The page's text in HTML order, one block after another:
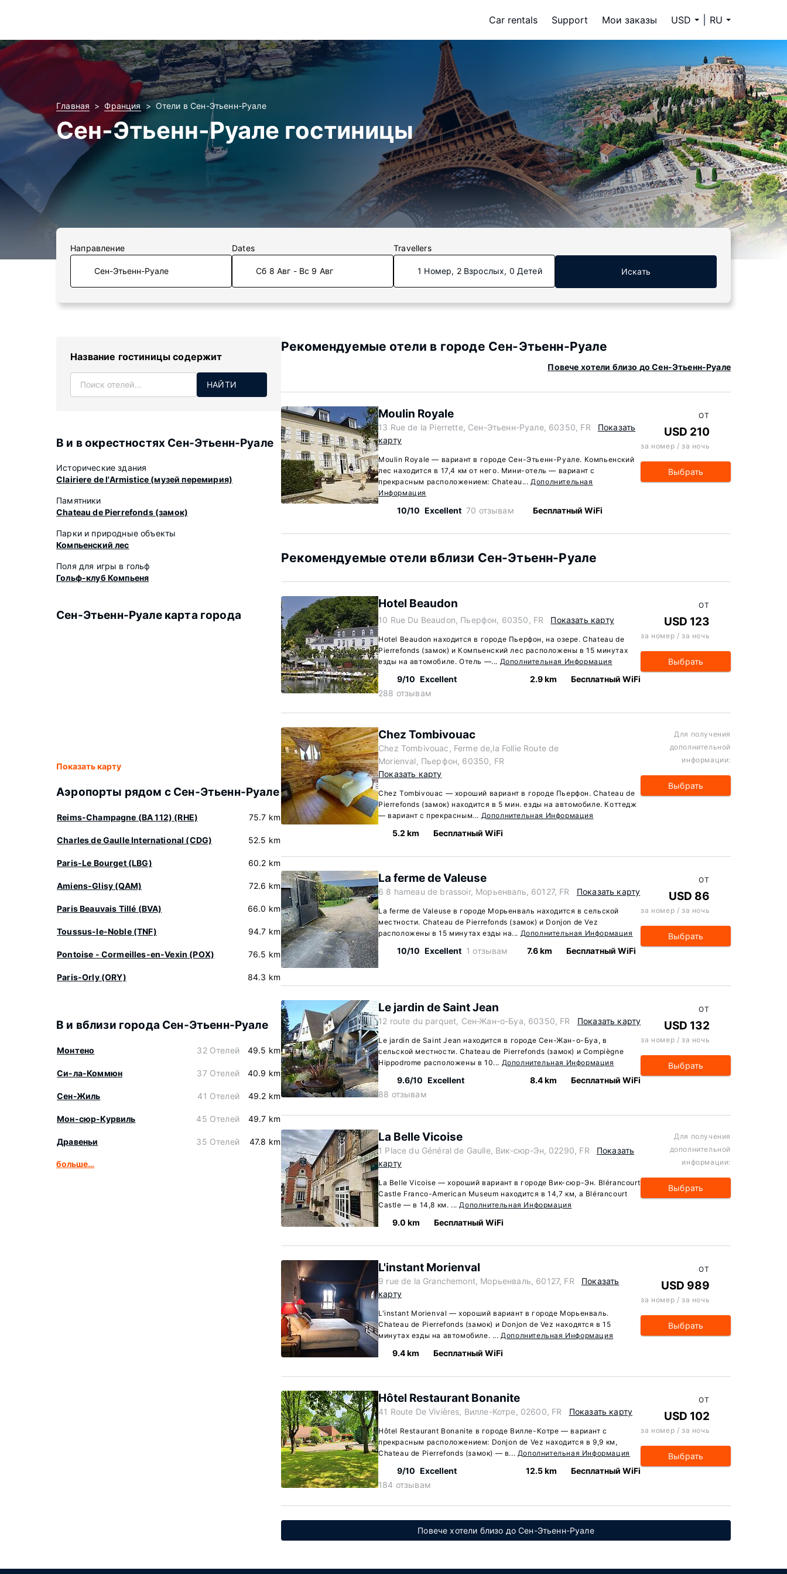
Car rentals Support Мои заказы USD RU
Главная Франция Отели в Сен-Этьенн-Руале
Сен-Этьенн-Руале гостиницы
Направление Dates
Сб 8 Авг - Вс 9 Авг
Travellers
1 Номер, 2 Взрослых, 0 Детей Искать
Название гостиницы содержит
НАЙТИ
В и в окрестностях Сен-Этьенн-Руале
Исторические здания
Clairiere de l'Armistice (музей перемирия)
Памятники
Chateau de Pierrefonds (замок)
Парки и природные объекты
Компьенский лес
Поля для игры в гольф
Гольф-клуб Компьеня
Сен-Этьенн-Руале карта города
Показать карту
Аэропорты рядом с Сен-Этьенн-Руале
Reims-Champagne (BA 112) (RHE) 75.7 km
Charles de Gaulle International (CDG) 52.5 km
Paris-Le Bourget (LBG) 60.2 km
Amiens-Glisy (QAM) 72.6 km
Paris Beauvais Tillé (BVA) 66.0 km
Toussus-le-Noble (TNF) 94.7 km
Pontoise - Cormeilles-en-Vexin (POX) 76.5 km
Paris-Orly (ORY) 84.3 km
В и вблизи города Сен-Этьенн-Руале
Монтено 32 Отелей 49.5 km
Си-ла-Коммюн 37 Отелей 40.9 km
Сен-Жиль 41 Отелей 49.2 km
Мон-сюр-Курвиль 45 Отелей 49.7 km
Дравеньи 35 Отелей 47.8 km
больше…
Рекомендуемые отели в городе Сен-Этьенн-Руале
Повече хотели близо до Сен-Этьенн-Руале
Moulin Royale
13 Rue de la Pierrette, Сен-Этьенн-Руале, 60350, FR
Показать
карту
Moulin Royale — вариант в городе Сен-Этьенн-Руале. Компьенский
лес находится в 17,4 км от него. Мини-отель — вариант с
прекрасным расположением: Chateau...Дополнительная
Информация
10/10 Excellent 70 отзывам Бесплатный WiFi
ОТ
USD 210
за номер / за ночь
Выбрать
Рекомендуемые отели вблизи Сен-Этьенн-Руале
Hotel Beaudon
10 Rue Du Beaudon, Пьерфон, 60350, FR Показать карту
Hotel Beaudon находится в городе Пьерфон, на озере. Chateau de
Pierrefonds (замок) и Компьенский лес расположены в 15 минутах
езды на автомобиле. Отель —... Дополнительная Информация
9/10 Excellent
288 отзывам
2.9 km Бесплатный WiFi
ОТ
USD 123
за номер / за ночь
Выбрать
Chez Tombivouac
Chez Tombivouac, Ferme de,la Follie Route de
Morienval, Пьерфон, 60350, FR
Показать карту
Chez Tombivouac — хороший вариант в городе Пьерфон. Chateau de
Pierrefonds (замок) находится в 5 мин. езды на автомобиле. Коттедж
— вариант с прекрасным... Дополнительная Информация
5.2 km Бесплатный WiFi
Для получения
дополнительной
информации:
Выбрать
La ferme de Valeuse
6 8 hameau de brassoir, Морьенваль, 60127, FR Показать карту
La ferme de Valeuse в городе Морьенваль находится в сельской
местности. Chateau de Pierrefonds (замок) и Donjon de Vez
расположены в 15 минутах езды на... Дополнительная Информация
10/10 Excellent 1 отзывам 7.6 km Бесплатный WiFi
ОТ
USD 86
за номер / за ночь
Выбрать
Le jardin de Saint Jean
12 route du parquet, Сен-Жан-о-Буа, 60350, FR Показать карту
Le jardin de Saint Jean находится в городе Сен-Жан-о-Буа, в
сельской местности. Chateau de Pierrefonds (замок) и Compiègne
Hippodrome расположены в 10... Дополнительная Информация
9.6/10 Excellent
88 отзывам
8.4 km Бесплатный WiFi
ОТ
USD 132
за номер / за ночь
Выбрать
La Belle Vicoise
1 Place du Général de Gaulle, Вик-сюр-Эн, 02290, FR
Показать
карту
La Belle Vicoise — хороший вариант в городе Вик-сюр-Эн. Blérancourt
Castle Franco-American Museum находится в 14,7 км, а Blérancourt
Castle — в 14,8 км. ...Дополнительная Информация
9.0 km Бесплатный WiFi
Для получения
дополнительной
информации:
Выбрать
L'instant Morienval
9 rue de la Granchemont, Морьенваль, 60127, FR
Показать
карту
L'instant Morienval — хороший вариант в городе Морьенваль.
Chateau de Pierrefonds (замок) и Donjon de Vez находятся в 15
минутах езды на автомобиле. ...Дополнительная Информация
9.4 km Бесплатный WiFi
ОТ
USD 989
за номер / за ночь
Выбрать
Hôtel Restaurant Bonanite
41 Route De Vivières, Вилле-Котре, 02600, FR Показать карту
Hôtel Restaurant Bonanite в городе Вилле-Котре — вариант с
прекрасным расположением: Donjon de Vez находится в 9,9 км,
Chateau de Pierrefonds (замок) — в... Дополнительная Информация
9/10 Excellent
184 отзывам
12.5 km Бесплатный WiFi
ОТ
USD 102
за номер / за ночь
Выбрать
Повече хотели близо до Сен-Этьенн-Руале